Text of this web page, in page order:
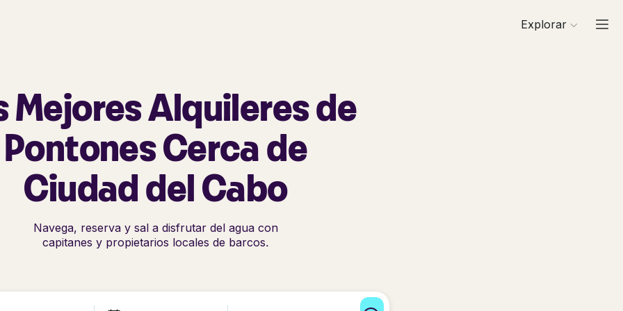
Explorar
Mejores Alquileres de
Pontones Cerca de
Ciudad del Cabo
Navega, reserva y sal a disfrutar del agua con
capitanes y propietarios locales de barcos.